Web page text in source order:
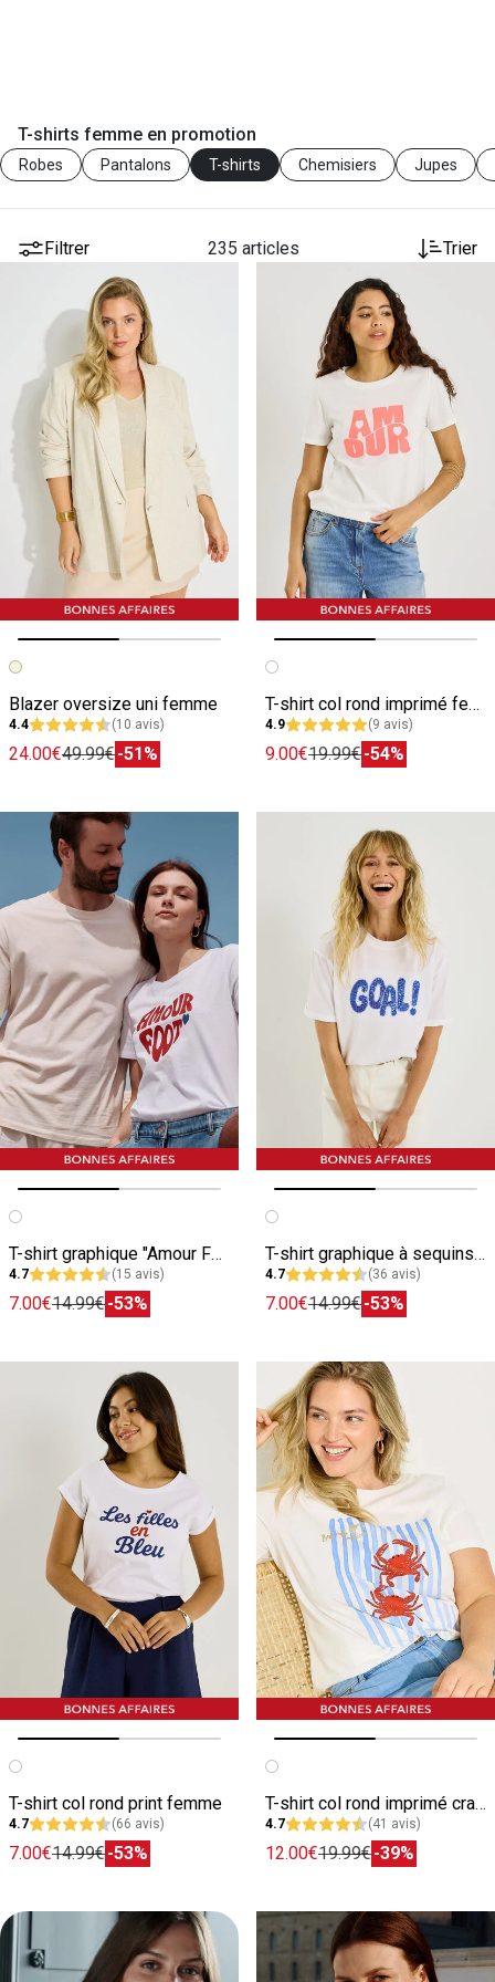
T-shirts femme en promotion
Robes Pantalons T-shirts Chemisiers Jupes
Filtrer 235 articles Trier
Image précédente
Image suivante
Blazer oversize uni femme
4.4 (10 avis)
24.00€49.99€-51%
Image précédente
Image suivante
T-shirt col rond imprimé femme
4.9 (9 avis)
9.00€19.99€-54%
Image précédente
Image suivante
T-shirt graphique "Amour Foot" femme
4.7 (15 avis)
7.00€14.99€-53%
Image précédente
Image suivante
T-shirt graphique à sequins femme
4.7 (36 avis)
7.00€14.99€-53%
Image précédente
Image suivante
T-shirt col rond print femme
4.7 (66 avis)
7.00€14.99€-53%
Image précédente
Image suivante
T-shirt col rond imprimé crabe femme
4.7 (41 avis)
12.00€19.99€-39%